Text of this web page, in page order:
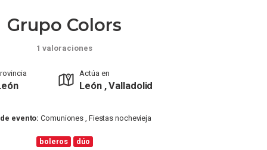
Grupo Colors
1 valoraciones
Actúa en
León , Valladolid
evento: Comuniones , Fiestas nochevieja
boleros dúo